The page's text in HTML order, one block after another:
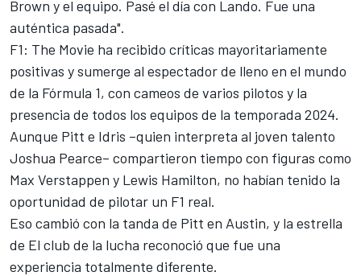
Brown y el equipo. Pasé el día con Lando. Fue una
auténtica pasada".
F1: The Movie ha recibido críticas mayoritariamente
positivas y sumerge al espectador de lleno en el mundo
de la Fórmula 1, con cameos de varios pilotos y la
presencia de todos los equipos de la temporada 2024.
Aunque Pitt e Idris –quien interpreta al joven talento
Joshua Pearce– compartieron tiempo con figuras como
Max Verstappen y Lewis Hamilton, no habían tenido la
oportunidad de pilotar un F1 real.
Eso cambió con la tanda de Pitt en Austin, y la estrella
de El club de la lucha reconoció que fue una
experiencia totalmente diferente.